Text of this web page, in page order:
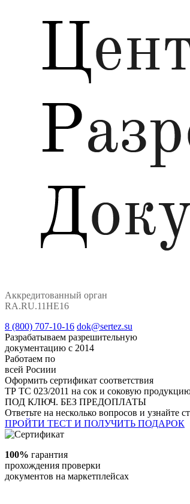
Аккредитованный орган
RA.RU.11НЕ16
8 (800) 707-10-16 dok@sertez.su
Разрабатываем разрешительную
документацию с 2014
Работаем по
всей Росиии
Оформить сертификат соответствия
ТР ТС 023/2011 на сок и соковую
ПОД КЛЮЧ. БЕЗ ПРЕДОПЛАТЫ
Ответьте на несколько вопросов и узнайте
ПРОЙТИ ТЕСТ И ПОЛУЧИТЬ ПОДАРОК
100% гарантия
прохождения проверки
документов на маркетплейсах